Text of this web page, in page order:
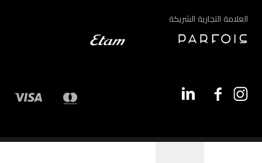
العلامة التجارية الشريكة